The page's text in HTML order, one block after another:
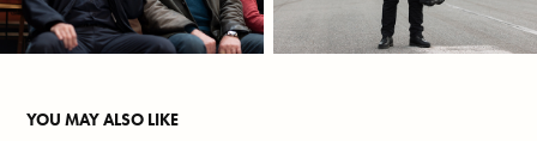
YOU MAY ALSO LIKE